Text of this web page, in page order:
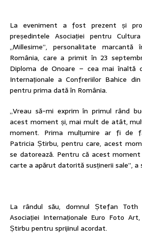
La eveniment a fost prezent și
președintele Asociației pentru
„Millesime”, personalitate
România, care a primit în 23
Diploma de Onoare – cea mai înaltă
Internaționale a Confreriilor Bahice
pentru prima dată în România.
„Vreau să-mi exprim în primul rând
acest moment și, mai mult de atât,
moment. Prima mulțumire ar fi de
Patricia Știrbu, pentru care, acest
se datorează. Pentru că acest
carte a apărut datorită susținerii sale”, a
La rândul său, domnul Ștefan Toth
Asociației Internaționale Euro Foto
Știrbu pentru sprijinul acordat.